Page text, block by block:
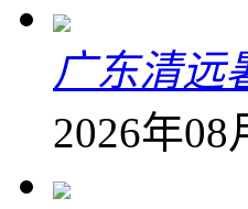
广东清远
2026年08